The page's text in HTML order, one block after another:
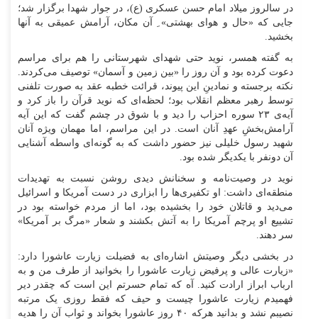
در سالروز میلاد امام حسن عسکری (ع)، در جوار شهدا برگزار شد؛
جایی که «حال و هوای بهشتی» ِ آن مکان، آرامش عمیقی به آنها
بخشید.
به گفته همسر، نوید حتی شهدای شهرستانی را هم برای مراسم
دعوت کرده بود و آن روز را «بین زمین و آسمان» توصیف می‌کردند.
نکته برجسته و نمادینِ این پیوند، قرائت خطبه عقد به صورت تلفنی
توسط رهبر معظم انقلاب بود؛ لحظه‌ای که نوید قرآن را باز کرد و
آیه‌ی ۲۳ سوره احزاب را دید و با شوق در چشم گفت که این آیه
آرامش‌بخشِ عهدِ آنان است. در این مراسم، اما مهمان ویژه آنان
شهید رسول خلیلی نیز حضور داشت که به گونه‌ای واسطه آشنایی
آن دونفر با یکدیگر شده بود.
نوید در وصیت‌نامه و سخنانش دیدی روشن نسبت به تهدیدات
منطقه‌ای داشت: او تکفیری‌ها را ابزاری در دست آمریکا و اسرائیل
می‌دید و قاتلان خود را بخشیده بود، اما از مردم خواسته بود در
تشییع او پرچم آمریکا را به آتش بکشند و شعار «مرگ بر آمریکا»
سر دهند.
در بخشی دیگر وصیتش اشاره‌ای به فضیلت زیارت عاشورا دارد:
«زیارت عالی و پرفیض زیارت عاشورا را بخوانید از طرف من و به
ارباب ابراز ارادت کنید. آه که تمام حسرتم این است که چقدر دیر
فهمیدم زیارت عاشورا چیست و حیف که فقط روزی یک مرتبه
نصیبم نشد و بدانید هرکه ۴۰ روز عاشورا بخواند و ثواب آن را هدیه